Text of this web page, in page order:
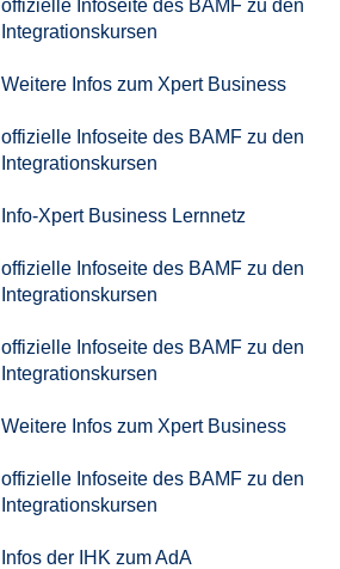
offizielle Infoseite des BAMF zu den
Integrationskursen
Weitere Infos zum Xpert Business
offizielle Infoseite des BAMF zu den
Integrationskursen
Info-Xpert Business Lernnetz
offizielle Infoseite des BAMF zu den
Integrationskursen
offizielle Infoseite des BAMF zu den
Integrationskursen
Weitere Infos zum Xpert Business
offizielle Infoseite des BAMF zu den
Integrationskursen
Infos der IHK zum AdA